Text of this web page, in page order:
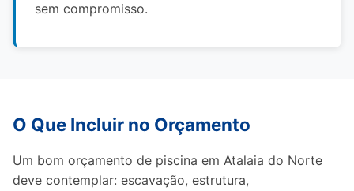
sem compromisso.
O Que Incluir no Orçamento
Um bom orçamento de piscina em Atalaia do Norte
deve contemplar: escavação, estrutura,